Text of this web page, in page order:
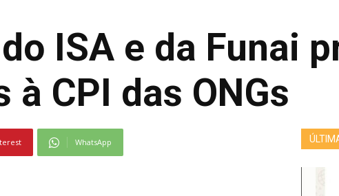
ISA e da Funai
CPI das ONGs
WhatsApp